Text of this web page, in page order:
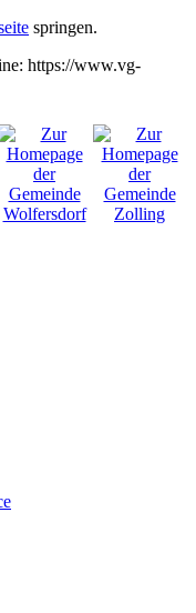
springen.
https://www.vg-